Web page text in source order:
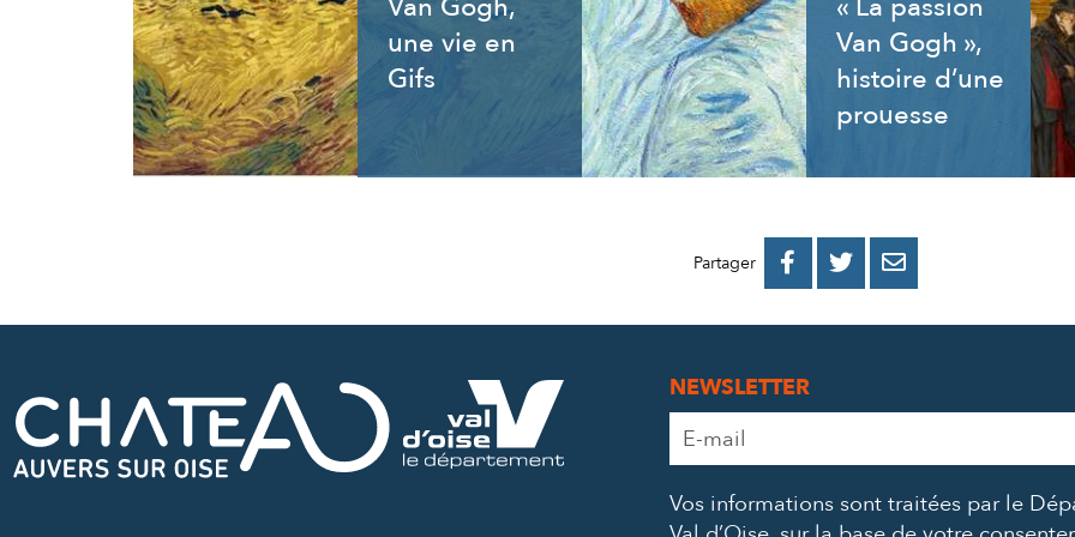
Van Gogh,
une vie en
Gifs
« La passion
Van Gogh »,
histoire d’une
prouesse
Partager 
PARTAGER
PARTAGER
PARTAGER
NEWSLETTER
Adresse
e-
*
Vos informations sont traitées par le